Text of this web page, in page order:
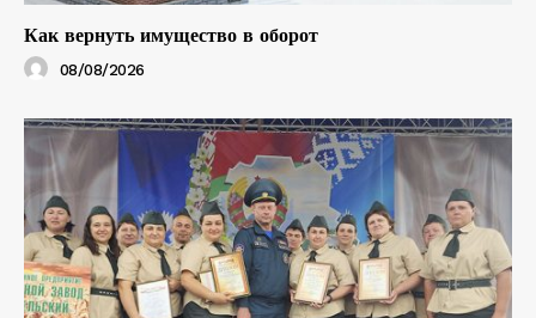
Как вернуть имущество в оборот
08/08/2026